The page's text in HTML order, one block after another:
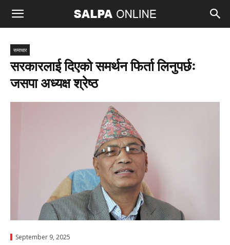
समाचार
सरकारलाई दिएको समर्थन फिर्ता लिनुपर्छः
जसपा अध्यक्ष श्रेष्ठ
September 9, 2025